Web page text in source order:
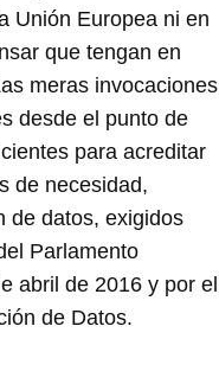
Unión Europea ni en
que tengan en
meras invocaciones
desde el punto de
para acreditar
de necesidad,
de datos, exigidos
Parlamento
abril de 2016 y por el
de Datos.